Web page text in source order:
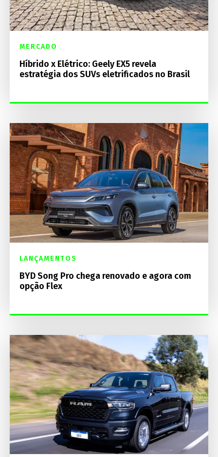
MERCADO
Híbrido x Elétrico: Geely EX5 revela
estratégia dos SUVs eletrificados no Brasil
LANÇAMENTOS
BYD Song Pro chega renovado e agora com
opção Flex